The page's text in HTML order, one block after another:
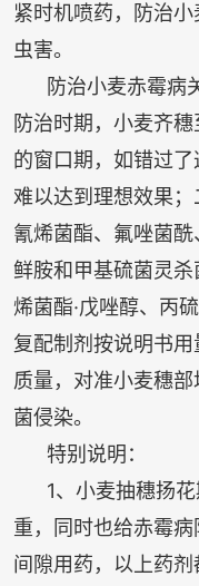
紧时机喷药，防治
虫害。
防治小麦赤霉病
防治时期，小麦齐
的窗口期，如错过
难以达到理想效果；
氰烯菌酯、氟唑菌
鲜胺和甲基硫菌灵
烯菌酯·戊唑醇、丙
复配制剂按说明书
质量，对准小麦穗
菌侵染。
特别说明：
1、小麦抽穗扬花
重，同时也给赤霉
间隙用药，以上药